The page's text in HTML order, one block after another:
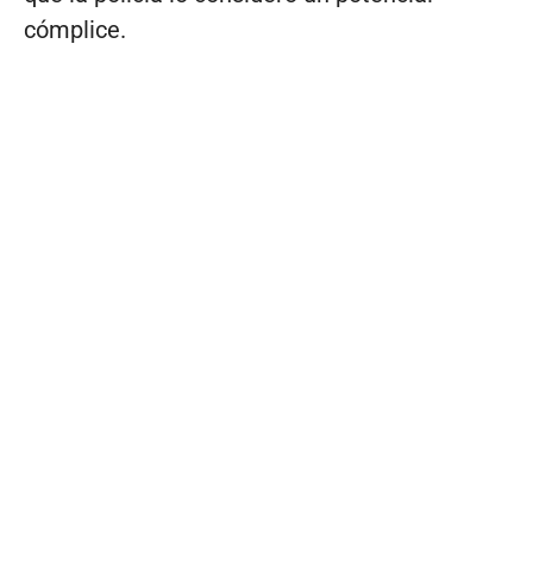
cómplice.